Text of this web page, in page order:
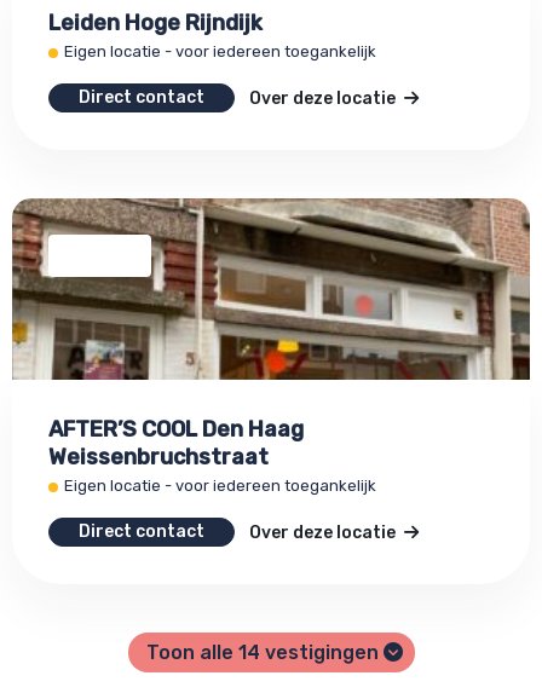
Leiden Hoge Rijndijk
Eigen locatie - voor iedereen toegankelijk
Direct contact Over deze locatie
AFTER’S COOL Den Haag
Weissenbruchstraat
Eigen locatie - voor iedereen toegankelijk
Direct contact Over deze locatie
Toon alle 14 vestigingen